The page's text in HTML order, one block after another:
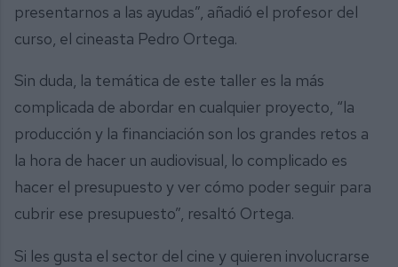
presentarnos a las ayudas”, añadió el profesor del
curso, el cineasta Pedro Ortega.
Sin duda, la temática de este taller es la más
complicada de abordar en cualquier proyecto, “la
producción y la financiación son los grandes retos a
la hora de hacer un audiovisual, lo complicado es
hacer el presupuesto y ver cómo poder seguir para
cubrir ese presupuesto”, resaltó Ortega.
Si les gusta el sector del cine y quieren involucrarse